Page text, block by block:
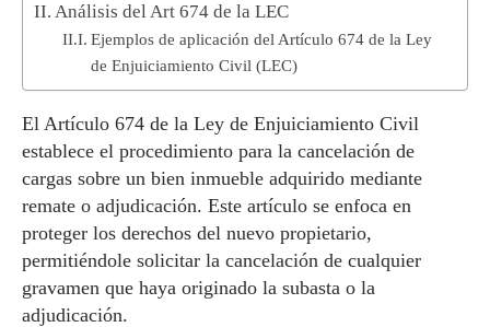
Análisis del Art 674 de la LEC
Ejemplos de aplicación del Artículo 674 de la Ley
de Enjuiciamiento Civil (LEC)
El Artículo 674 de la Ley de Enjuiciamiento Civil
establece el procedimiento para la cancelación de
cargas sobre un bien inmueble adquirido mediante
remate o adjudicación. Este artículo se enfoca en
proteger los derechos del nuevo propietario,
permitiéndole solicitar la cancelación de cualquier
gravamen que haya originado la subasta o la
adjudicación.